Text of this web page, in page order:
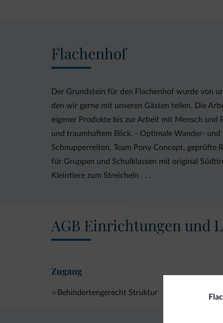
Flachenhof
Der Grundstein für den Flachenhof wurde von
den wir gerne mit unseren Gästen teilen. Die
eigener Produkte bis zur Arbeit mit Mensch und
und traumhaftem Blick. - Optimale Wander-
Schnupperreiten, Team Pony Concept, geprüfte
für Gruppen und Schulklassen mit original
Kleintiere zum Streicheln . . .
AGB Einrichtungen und
Zugang
Behindertengerecht Struktur